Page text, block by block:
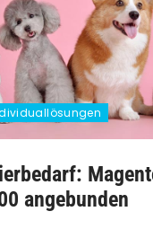
angebunden